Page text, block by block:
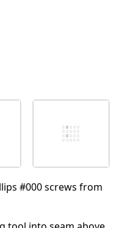
#000 screws from